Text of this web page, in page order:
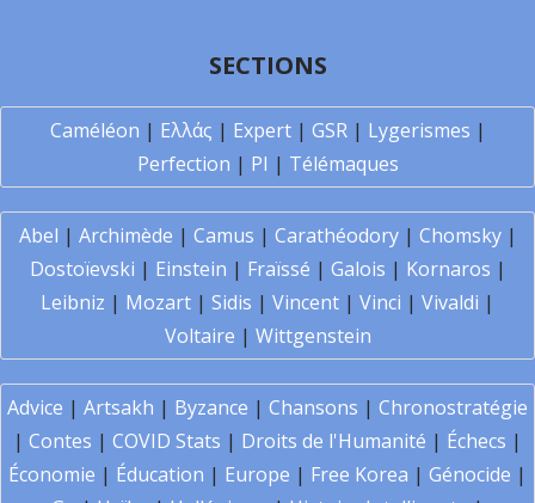
SECTIONS
Caméléon | Ελλάς | Expert| GSR| Lygerismes |
Perfection | PI | Télémaques
Abel | Archimède | Camus | Carathéodory| Chomsky|
Dostoïevski | Einstein | Fraïssé | Galois | Kornaros |
Leibniz | Mozart | Sidis | Vincent | Vinci | Vivaldi |
Voltaire | Wittgenstein
Advice | Artsakh | Byzance | Chansons | Chronostratégie
| Contes | COVID Stats | Droits de l'Humanité | Échecs |
Économie | Éducation | Europe | Free Korea | Génocide |